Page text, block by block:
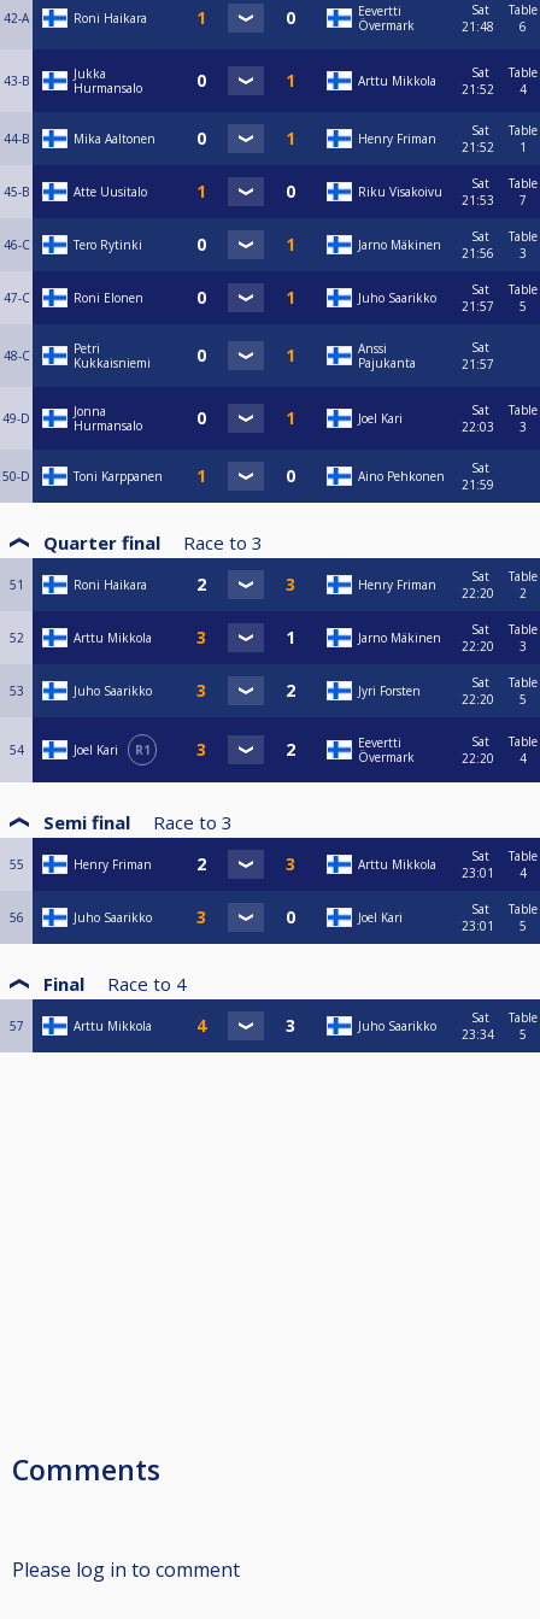
42-A Roni Haikara
Eevertti
Övermark
Sat
21:48
Table
6
43-B
Jukka
Hurmansalo
Arttu Mikkola
Sat
21:52
Table
4
44-B Mika Aaltonen Henry Friman
Sat
21:52
Table
1
45-B Atte Uusitalo Riku Visakoivu
Sat
21:53
Table
7
46-C Tero Rytinki Jarno Mäkinen
Sat
21:56
Table
3
47-C Roni Elonen Juho Saarikko
Sat
21:57
Table
5
48-C
Petri
Kukkaisniemi
Anssi
Pajukanta
Sat
21:57
49-D
Jonna
Hurmansalo
Joel Kari
Sat
22:03
Table
3
50-D Toni Karppanen Aino Pehkonen
Sat
21:59
Quarter final Race to 3
51 Roni Haikara Henry Friman
Sat
22:20
Table
2
52 Arttu Mikkola Jarno Mäkinen
Sat
22:20
Table
3
53 Juho Saarikko Jyri Forsten
Sat
22:20
Table
5
54 Joel Kari R1
Eevertti
Övermark
Sat
22:20
Table
4
Semi final Race to 3
55 Henry Friman Arttu Mikkola
Sat
23:01
Table
4
56 Juho Saarikko Joel Kari
Sat
23:01
Table
5
Final Race to 4
57 Arttu Mikkola Juho Saarikko
Sat
23:34
Table
5
Comments
Please log in to comment